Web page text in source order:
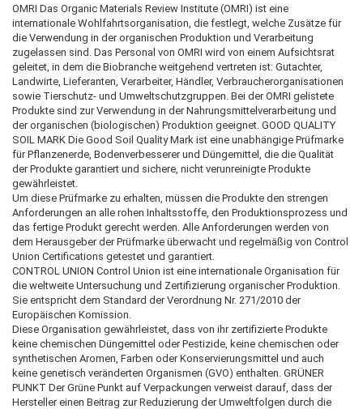
OMRI Das Organic Materials Review Institute (OMRI) ist eine
internationale Wohlfahrtsorganisation, die festlegt, welche Zusätze für
die Verwendung in der organischen Produktion und Verarbeitung
zugelassen sind. Das Personal von OMRI wird von einem Aufsichtsrat
geleitet, in dem die Biobranche weitgehend vertreten ist: Gutachter,
Landwirte, Lieferanten, Verarbeiter, Händler, Verbraucherorganisationen
sowie Tierschutz- und Umweltschutzgruppen. Bei der OMRI gelistete
Produkte sind zur Verwendung in der Nahrungsmittelverarbeitung und
der organischen (biologischen) Produktion geeignet. GOOD QUALITY
SOIL MARK Die Good Soil Quality Mark ist eine unabhängige Prüfmarke
für Pflanzenerde, Bodenverbesserer und Düngemittel, die die Qualität
der Produkte garantiert und sichere, nicht verunreinigte Produkte
gewährleistet.
Um diese Prüfmarke zu erhalten, müssen die Produkte den strengen
Anforderungen an alle rohen Inhaltsstoffe, den Produktionsprozess und
das fertige Produkt gerecht werden. Alle Anforderungen werden von
dem Herausgeber der Prüfmarke überwacht und regelmäßig von Control
Union Certifications getestet und garantiert.
CONTROL UNION Control Union ist eine internationale Organisation für
die weltweite Untersuchung und Zertifizierung organischer Produktion.
Sie entspricht dem Standard der Verordnung Nr. 271/2010 der
Europäischen Komission.
Diese Organisation gewährleistet, dass von ihr zertifizierte Produkte
keine chemischen Düngemittel oder Pestizide, keine chemischen oder
synthetischen Aromen, Farben oder Konservierungsmittel und auch
keine genetisch veränderten Organismen (GVO) enthalten. GRÜNER
PUNKT Der Grüne Punkt auf Verpackungen verweist darauf, dass der
Hersteller einen Beitrag zur Reduzierung der Umweltfolgen durch die